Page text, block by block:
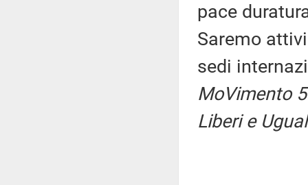
pace
Saremo
sedi
MoVimento
Liberi e